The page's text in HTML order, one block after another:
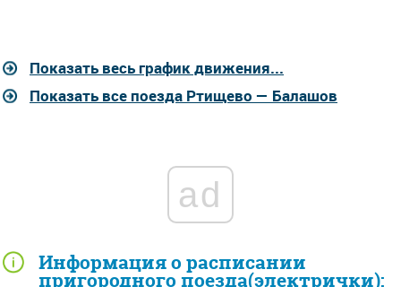
Информация о расписании
пригородного поезда(электрички):
Показать весь график движения...
Показать все поезда Ртищево — Балашов
ad